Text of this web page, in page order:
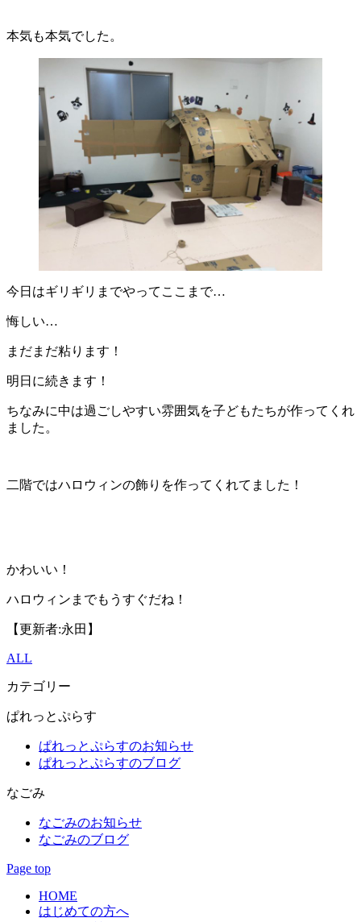
本気も本気でした。
今日はギリギリまでやってここまで…
悔しい…
まだまだ粘ります！
明日に続きます！
ちなみに中は過ごしやすい雰囲気を子どもたちが作ってくれ
ました。
二階ではハロウィンの飾りを作ってくれてました！
かわいい！
ハロウィンまでもうすぐだね！
【更新者:永田】
ALL
カテゴリー
ぱれっとぷらす
ぱれっとぷらすのお知らせ
ぱれっとぷらすのブログ
なごみ
なごみのお知らせ
なごみのブログ
Page top
HOME
はじめての方へ